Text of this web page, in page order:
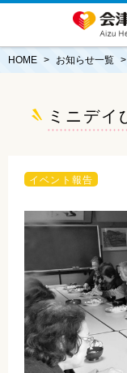
HOME お知らせ一覧
ミニデイ
イベント報告